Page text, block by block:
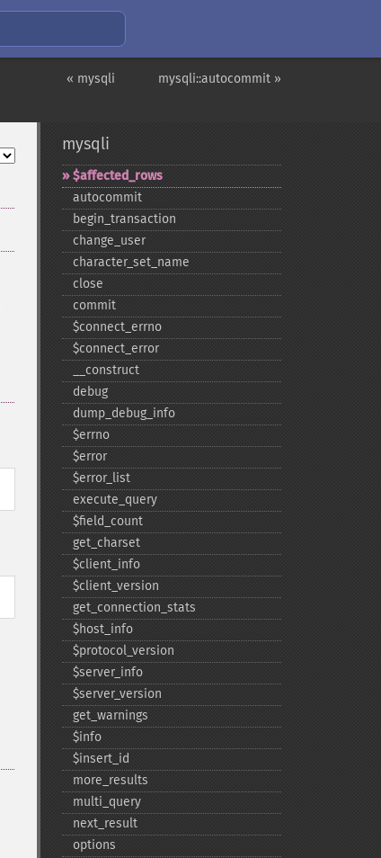
mysqli::autocommit »
« mysqli
mysqli
$affected_​rows
autocommit
begin_​transaction
change_​user
character_​set_​name
close
commit
$connect_​errno
$connect_​error
_​_​construct
debug
dump_​debug_​info
$errno
$error
$error_​list
execute_​query
$field_​count
get_​charset
$client_​info
$client_​version
get_​connection_​stats
$host_​info
$protocol_​version
$server_​info
$server_​version
get_​warnings
$info
$insert_​id
more_​results
multi_​query
next_​result
options